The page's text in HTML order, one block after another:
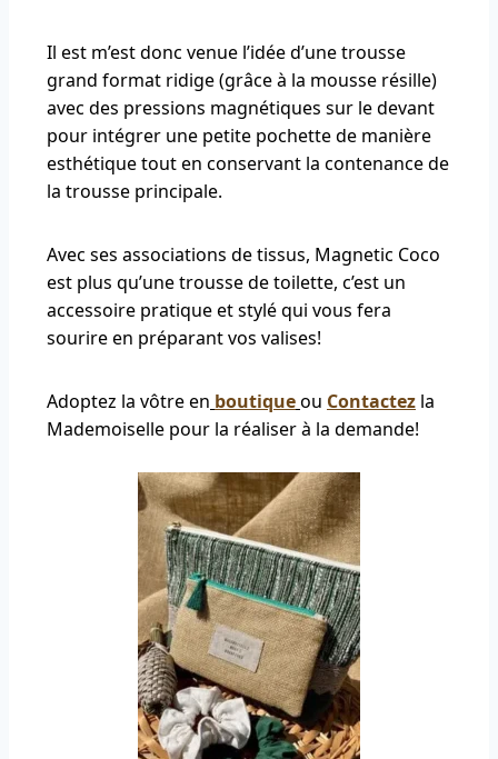
Il est m’est donc venue l’idée d’une trousse
grand format ridige (grâce à la mousse résille)
avec des pressions magnétiques sur le devant
pour intégrer une petite pochette de manière
esthétique tout en conservant la contenance de
la trousse principale.
Avec ses associations de tissus, Magnetic Coco
est plus qu’une trousse de toilette, c’est un
accessoire pratique et stylé qui vous fera
sourire en préparant vos valises!
Adoptez la vôtre en boutiqueou Contactez la
Mademoiselle pour la réaliser à la demande!